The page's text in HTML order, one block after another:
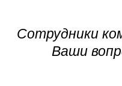
Сотрудники
Ваши